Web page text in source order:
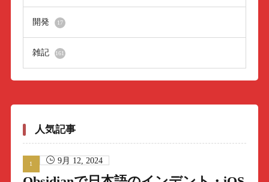
開発 17
雑記 161
人気記事
9月 12, 2024